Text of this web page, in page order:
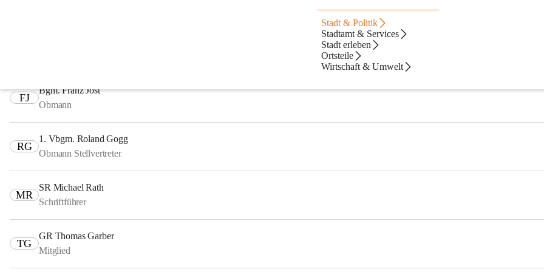
Stadt & Politik
Stadtamt & Services
Stadt erleben
Ortsteile
Wirtschaft & Umwelt
FJ
Bgm. Franz Jost
Obmann
RG
1. Vbgm. Roland Gogg
Obmann Stellvertreter
MR
SR Michael Rath
Schriftführer
TG
GR Thomas Garber
Mitglied